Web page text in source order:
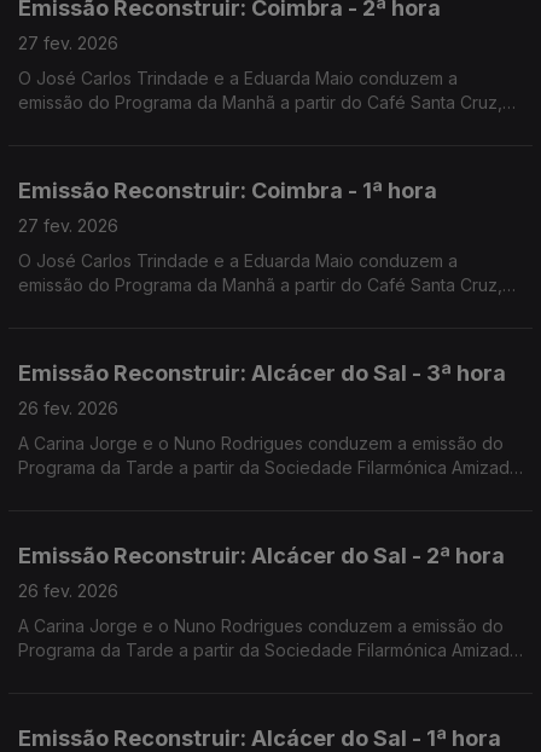
Emissão Reconstruir: Coimbra - 2ª hora
27 fev. 2026
O José Carlos Trindade e a Eduarda Maio conduzem a
emissão do Programa da Manhã a partir do Café Santa Cruz,
Emissão Reconstruir: Coimbra - 1ª hora
27 fev. 2026
O José Carlos Trindade e a Eduarda Maio conduzem a
emissão do Programa da Manhã a partir do Café Santa Cruz,
Emissão Reconstruir: Alcácer do Sal - 3ª hora
26 fev. 2026
A Carina Jorge e o Nuno Rodrigues conduzem a emissão do
Programa da Tarde a partir da Sociedade Filarmónica Amizade
Emissão Reconstruir: Alcácer do Sal - 2ª hora
26 fev. 2026
A Carina Jorge e o Nuno Rodrigues conduzem a emissão do
Programa da Tarde a partir da Sociedade Filarmónica Amizade
Emissão Reconstruir: Alcácer do Sal - 1ª hora